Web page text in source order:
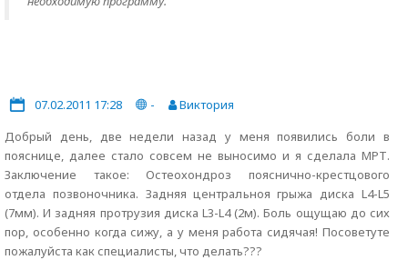
07.02.2011 17:28 -
Виктория
Добрый день, две недели назад у меня появились боли в
пояснице, далее стало совсем не выносимо и я сделала МРТ.
Заключение такое: Остеохондроз пояснично-крестцового
отдела позвоночника. Задняя центральноя грыжа диска L4-L5
(7мм). И задняя протрузия диска L3-L4 (2м). Боль ощущаю до сих
пор, особенно когда сижу, а у меня работа сидячая! Посоветуте
пожалуйста как специалисты, что делать???